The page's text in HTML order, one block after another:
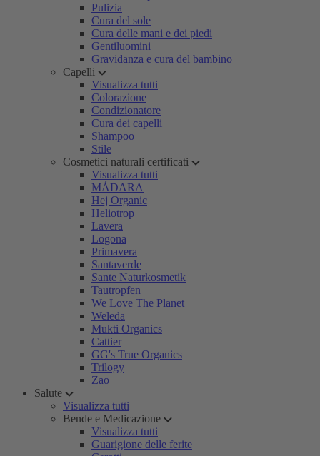
Pulizia
Cura del sole
Cura delle mani e dei piedi
Gentiluomini
Gravidanza e cura del bambino
Capelli
Visualizza tutti
Colorazione
Condizionatore
Cura dei capelli
Shampoo
Stile
Cosmetici naturali certificati
Visualizza tutti
MÁDARA
Hej Organic
Heliotrop
Lavera
Logona
Primavera
Santaverde
Sante Naturkosmetik
Tautropfen
We Love The Planet
Weleda
Mukti Organics
Cattier
GG's True Organics
Trilogy
Zao
Salute
Visualizza tutti
Bende e Medicazione
Visualizza tutti
Guarigione delle ferite